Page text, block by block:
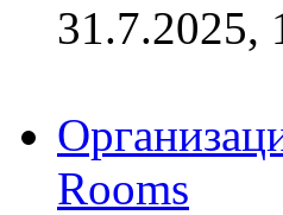
31.7.2025,
Rooms